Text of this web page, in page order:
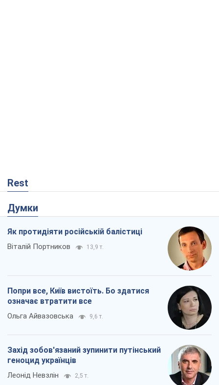
Rest
Думки
Як протидіяти російській балістиці
Віталій Портников 13,9 т.
Попри все, Київ вистоїть. Бо здатися
означає втратити все
Ольга Айвазовська 9,6 т.
Захід зобов'язаний зупинити путінський
геноцид українців
Леонід Невзлін 2,5 т.